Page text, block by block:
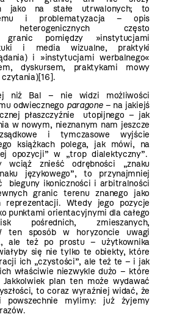
jako na stałe utrwalonych; to
i problematyzacja – opis
heterogenicznych często
granic pomiędzy »instytucjami
i media wizualne, praktyki
i »instytucjami werbalnego«
dyskursem, praktykami mowy
czytania)[16].
niż Bal – nie widzi możliwości
odwiecznego paragone– na jakiejś
płaszczyźnie utopijnego – jak
w nowym, nieznanym nam jeszcze
i tymczasowe wyjście
książkach polega, jak mówi, na
opozycji” w „trop dialektyczny”.
znieść odrębności „znaku
językowego”, to przynajmniej
bieguny ikoniczności i arbitralności
granic terenu znanego jako
reprezentacji. Wtedy jego pozycje
punktami orientacyjnymi dla całego
pośrednich, zmieszanych,
ten sposób w horyzoncie uwagi
ale też po prostu – użytkownika
się nie tylko te obiekty, które
ich „czystości”, ale też te – i jak
właściwie niezwykle dużo – które
Jakkolwiek plan ten może wydawać
to coraz wyraźniej widać, że
mylimy: już żyjemy